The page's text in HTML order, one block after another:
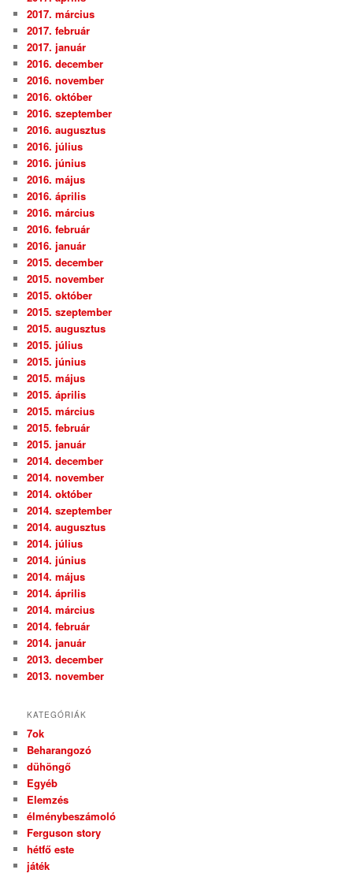
2017. március
2017. február
2017. január
2016. december
2016. november
2016. október
2016. szeptember
2016. augusztus
2016. július
2016. június
2016. május
2016. április
2016. március
2016. február
2016. január
2015. december
2015. november
2015. október
2015. szeptember
2015. augusztus
2015. július
2015. június
2015. május
2015. április
2015. március
2015. február
2015. január
2014. december
2014. november
2014. október
2014. szeptember
2014. augusztus
2014. július
2014. június
2014. május
2014. április
2014. március
2014. február
2014. január
2013. december
2013. november
KATEGÓRIÁK
7ok
Beharangozó
dühöngő
Egyéb
Elemzés
élménybeszámoló
Ferguson story
hétfő este
játék